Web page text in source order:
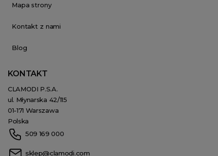
Mapa strony
Kontakt z nami
Blog
KONTAKT
CLAMODI P.S.A.
ul. Młynarska 42/115
01-171 Warszawa
Polska
509 169 000
sklep@clamodi.com